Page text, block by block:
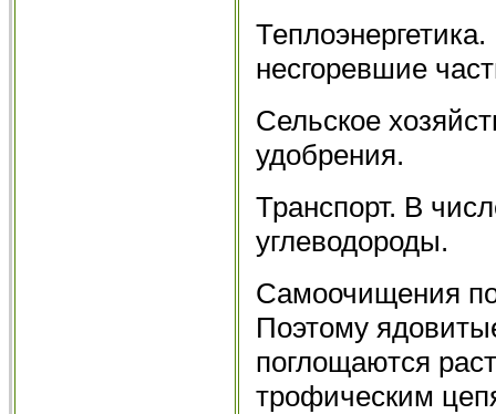
несгоревшие
Сельское
удобрения.
Транспорт. В
углеводороды.
Самоочищения
Поэтому
поглощаются
трофическим